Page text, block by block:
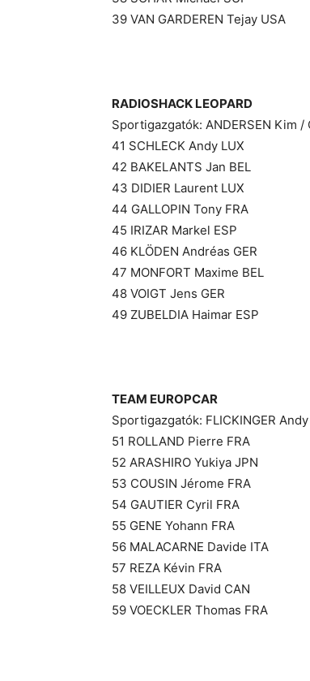
39 VAN GARDEREN Tejay USA
RADIOSHACK LEOPARD
Sportigazgatók: ANDERSEN Kim /
41 SCHLECK Andy LUX
42 BAKELANTS Jan BEL
43 DIDIER Laurent LUX
44 GALLOPIN Tony FRA
45 IRIZAR Markel ESP
46 KLÖDEN Andréas GER
47 MONFORT Maxime BEL
48 VOIGT Jens GER
49 ZUBELDIA Haimar ESP
TEAM EUROPCAR
Sportigazgatók: FLICKINGER
51 ROLLAND Pierre FRA
52 ARASHIRO Yukiya JPN
53 COUSIN Jérome FRA
54 GAUTIER Cyril FRA
55 GENE Yohann FRA
56 MALACARNE Davide ITA
57 REZA Kévin FRA
58 VEILLEUX David CAN
59 VOECKLER Thomas FRA